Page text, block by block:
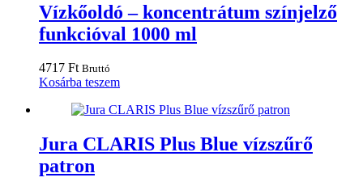
Vízkőoldó – koncentrátum színjelző
funkcióval 1000 ml
4717 Ft Bruttó
Kosárba teszem
Jura CLARIS Plus Blue vízszűrő
patron